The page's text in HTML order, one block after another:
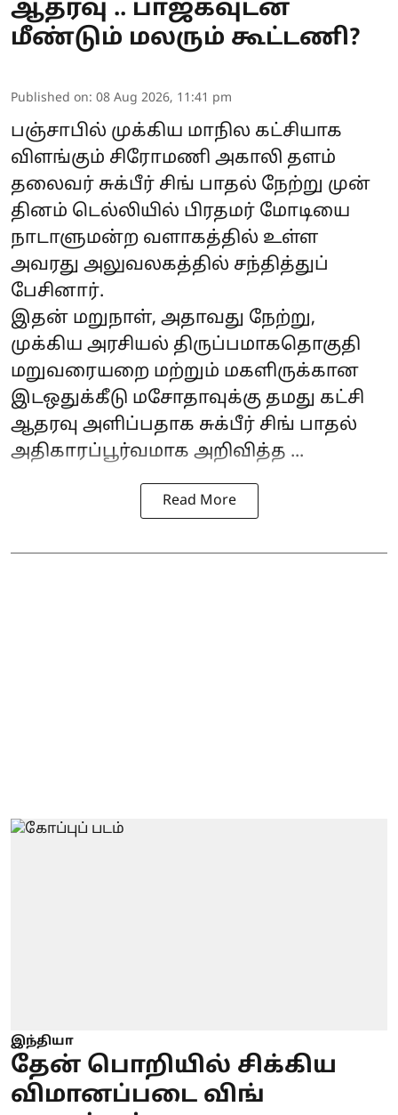
ஆதரவு .. பாஜகவுடன்
மீண்டும் மலரும் கூட்டணி?
Published on: 08 Aug 2026, 11:41 pm
பஞ்சாபில் முக்கிய மாநில கட்சியாக
விளங்கும் சிரோமணி அகாலி தளம்
தலைவர் சுக்பீர் சிங் பாதல் நேற்று முன்
தினம் டெல்லியில் பிரதமர் மோடியை
நாடாளுமன்ற வளாகத்தில் உள்ள
அவரது அலுவலகத்தில் சந்தித்துப்
பேசினார்.
இதன் மறுநாள், அதாவது நேற்று,
முக்கிய அரசியல் திருப்பமாகதொகுதி
மறுவரையறை மற்றும் மகளிருக்கான
இடஒதுக்கீடு மசோதாவுக்கு தமது கட்சி
ஆதரவு அளிப்பதாக சுக்பீர் சிங் பாதல்
அதிகாரப்பூர்வமாக அறிவித்த ...
Read More
இந்தியா
தேன் பொறியில் சிக்கிய
விமானப்படை விங்